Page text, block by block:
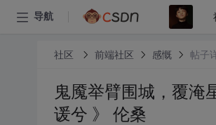
导航
社区 前端社区 感慨 帖子
鬼魇举臂围城，覆
谖兮 》 伦桑